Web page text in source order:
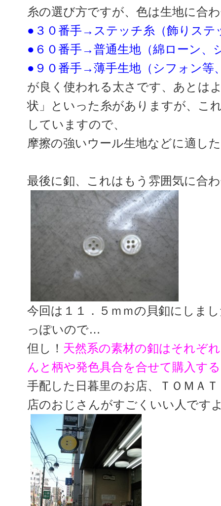
糸の選び方ですが、色は生地に合
●３０番手→ステッチ糸（飾りステ
●６０番手→普通生地（綿ローン、
●９０番手→薄手生地（シフォン等
が良く使われる太さです、あとは
状」といった糸がありますが、こ
していますので、
摩擦の強いウール生地などに適し
最後に釦、これはもう雰囲気に合
今回は１１．５ｍｍの貝釦にしま
っぽいので…
但し！ 天然系の素材の釦はそれぞ
んと柄や発色具合を合せて購入す
手配した日暮里のお店、ＴＯＭＡ
店のおじさんがすごくいい人です